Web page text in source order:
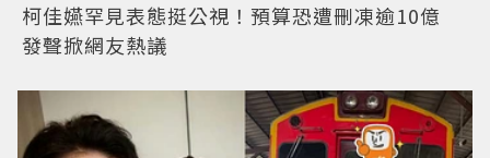
柯佳嬿罕見表態挺公視！預算恐遭刪凍逾10億
發聲掀網友熱議